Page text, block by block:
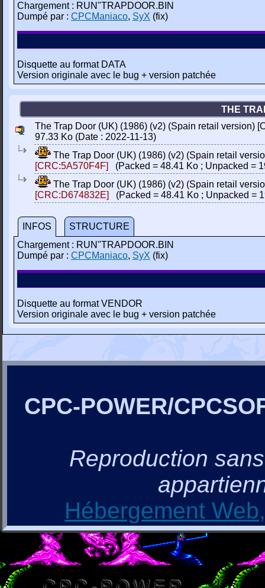
Chargement : RUN"TRAPDOOR.BIN
Dumpé par : CPCManiaco, SyX (fix)
Disquette au format DATA
Version originale avec le bug + version patchée
THE
The Trap Door (UK) (1986) (v2) (Spain retail version)
97.33 Ko (Date : 2022-11-13)
The Trap Door (UK) (1986) (v2) (Spain retail
[CRC:5A570F4F]
(Packed = 48.41 Ko ; Unpacked =
The Trap Door (UK) (1986) (v2) (Spain retail
[CRC:D674832E]
(Packed = 48.41 Ko ; Unpacked =
INFOS
STRUCTURE
Chargement : RUN"TRAPDOOR.BIN
Dumpé par : CPCManiaco, SyX (fix)
Disquette au format VENDOR
Version originale avec le bug + version patchée
CPC-POWER/
Reproduction
Hébergement